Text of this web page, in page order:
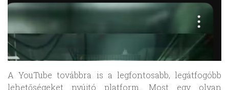
A YouTube továbbra is a legfontosabb, legátfogóbb
lehetőségeket nyújtó platform. Most egy olyan